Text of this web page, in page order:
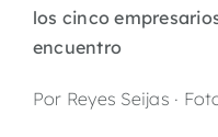
los cinco
encuentro
Por Reyes Seijas ·